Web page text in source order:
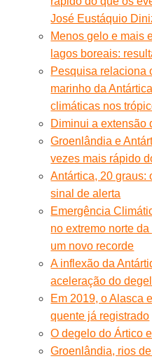
José Eustáquio
Menos gelo e mais
lagos boreais:
Pesquisa relaciona
marinho da
climáticas nos
Diminui a extensão
Groenlândia e
vezes mais rápido
Antártica, 20 graus:
sinal de alerta
Emergência
no extremo norte
um novo recorde
A inflexão da
aceleração do
Em 2019, o Alasca
quente já registrado
O degelo do Ártico
Groenlândia, rios